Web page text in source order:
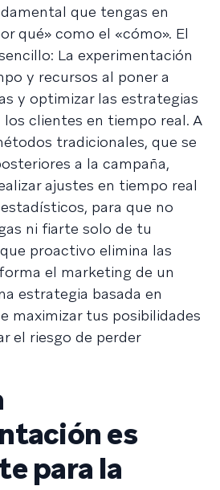
que tengas en
qué» como el «cómo». El
La experimentación
y recursos al poner a
y optimizar las estrategias
clientes en tiempo real. A
tradicionales, que se
a la campaña,
ajustes en tiempo real
para que no
ni fiarte solo de tu
proactivo elimina las
el marketing de un
estrategia basada en
maximizar tus posibilidades
el riesgo de perder
es
para la